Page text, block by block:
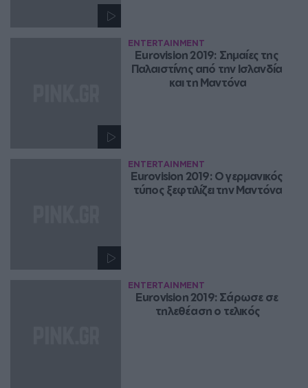
ENTERTAINMENT
Eurovision 2019: Σημαίες της
Παλαιστίνης από την Ισλανδία
και τη Μαντόνα
ENTERTAINMENT
Eurovision 2019: Ο γερμανικός
τύπος ξεφτιλίζει την Μαντόνα
ENTERTAINMENT
Eurovision 2019: Σάρωσε σε
τηλεθέαση ο τελικός